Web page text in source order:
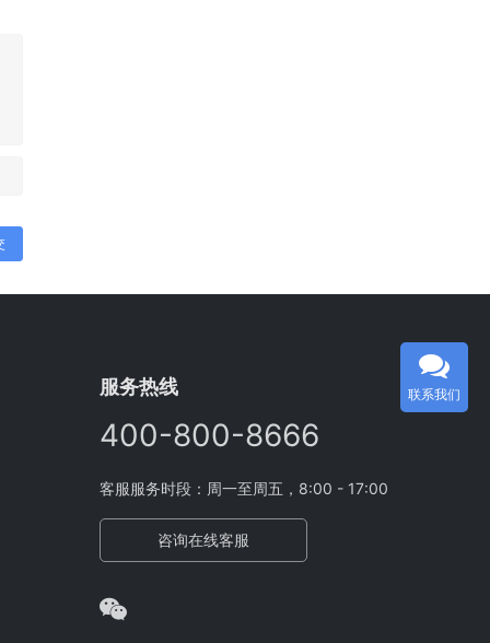
服务热线
400-800-8666
客服服务时段：周一至周五，8:00 - 17:00
咨询在线客服
联系我们